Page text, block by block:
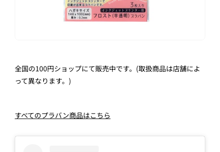
全国の100円ショップにて販売中です。(取扱商品は店舗によ
って異なります。)
すべてのプラバン商品はこちら